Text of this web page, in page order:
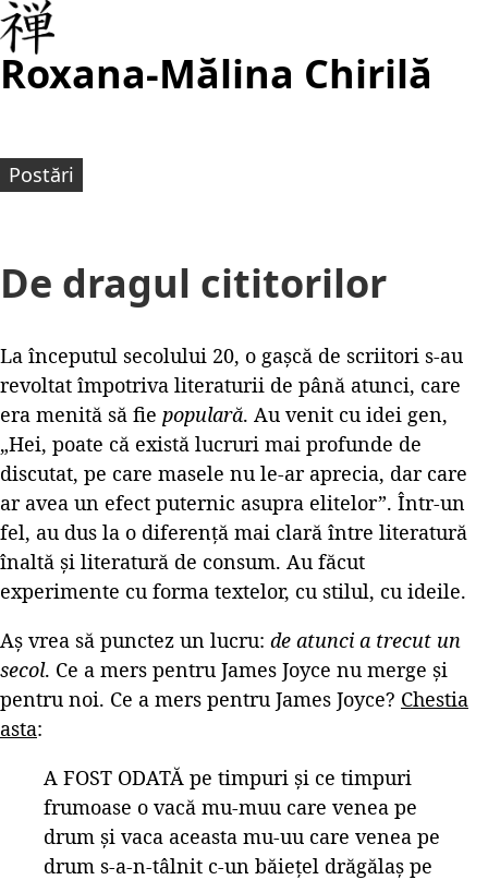
Roxana-Mălina Chirilă
Postări
De dragul cititorilor
La începutul secolului 20, o gașcă de scriitori s-au
revoltat împotriva literaturii de până atunci, care
era menită să fie populară. Au venit cu idei gen,
„Hei, poate că există lucruri mai profunde de
discutat, pe care masele nu le-ar aprecia, dar care
ar avea un efect puternic asupra elitelor”. Într-un
fel, au dus la o diferență mai clară între literatură
înaltă și literatură de consum. Au făcut
experimente cu forma textelor, cu stilul, cu ideile.
Aș vrea să punctez un lucru: de atunci a trecut un
secol. Ce a mers pentru James Joyce nu merge și
pentru noi. Ce a mers pentru James Joyce? Chestia
asta:
A FOST ODATĂ pe timpuri şi ce timpuri
frumoase o vacă mu-muu care venea pe
drum şi vaca aceasta mu-uu care venea pe
drum s-a-n-tâlnit c-un băieţel drăgălaş pe